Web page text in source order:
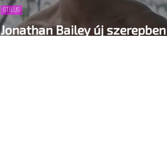
Jonathan Bailey új szerepben
STÍLUS